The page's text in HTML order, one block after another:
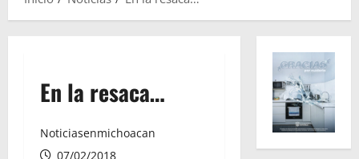
En la resaca…
Noticiasenmichoacan
07/02/2018